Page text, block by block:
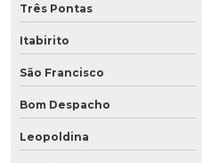
Três Pontas
Itabirito
São Francisco
Bom Despacho
Leopoldina